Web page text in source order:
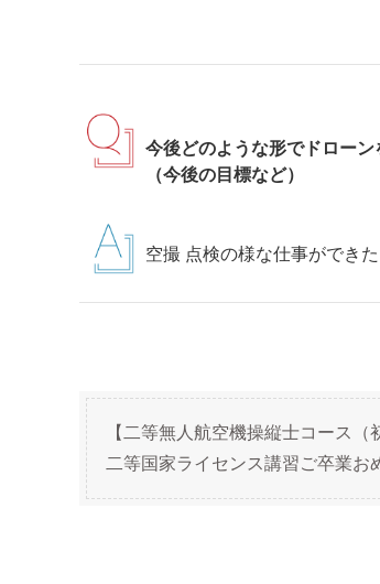
今後どのような形でドロー
（今後の目標など）
空撮 点検の様な仕事ができ
【二等無人航空機操縦士コース
二等国家ライセンス講習ご卒業お